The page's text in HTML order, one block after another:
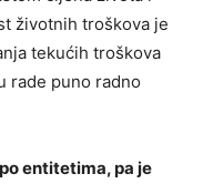
životnih troškova je
tekućih troškova
rade puno radno
entitetima, pa je